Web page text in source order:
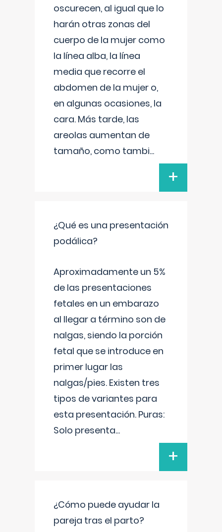
oscurecen, al igual que lo
harán otras zonas del
cuerpo de la mujer como
la línea alba, la línea
media que recorre el
abdomen de la mujer o,
en algunas ocasiones, la
cara. Más tarde, las
areolas aumentan de
tamaño, como tambi...
+
¿Qué es una presentación
podálica?
Aproximadamente un 5%
de las presentaciones
fetales en un embarazo
al llegar a término son de
nalgas, siendo la porción
fetal que se introduce en
primer lugar las
nalgas/pies. Existen tres
tipos de variantes para
esta presentación. Puras:
Solo presenta...
+
¿Cómo puede ayudar la
pareja tras el parto?